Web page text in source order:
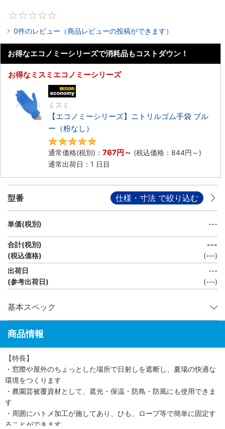
0件のレビュー（商品レビューの投稿ができます）
お得なエコノミーシリーズで消耗品もコストダウン！
お得なミスミエコノミーシリーズ
ミスミ
【エコノミーシリーズ】ニトリルゴム手袋 ブル
ー（粉なし）
通常価格(税別)： 767円 ～ (税込価格： 844円 ～)
通常出荷日：1 日目
型番 仕様・寸法 で絞り込む
単価(税別) ---
合計(税別)
(税込価格)
---
(---)
出荷日
(参考出荷日)
---
(---)
基本スペック
商品情報
【特長】
・窓際や屋外のちょっとした場所で日射しを遮断し、夏場の快適な
環境をつくります
・農園芸被覆資材として、遮光・保温・防鳥・防風にも使用できま
す
・周囲にハトメ加工が施してあり、ひも、ロープ等で簡単に固定す
ることができます